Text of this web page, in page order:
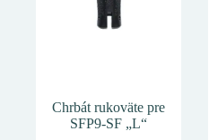
Chrbát rukoväte pre
SFP9-SF „L“